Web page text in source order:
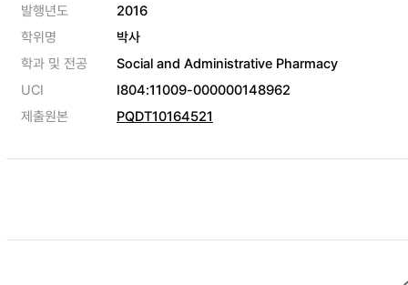
발행년도
2016
학위명
박사
학과 및 전공
Social and Administrative Pharmacy
UCI
I804:11009-000000148962
제출원본
PQDT10164521